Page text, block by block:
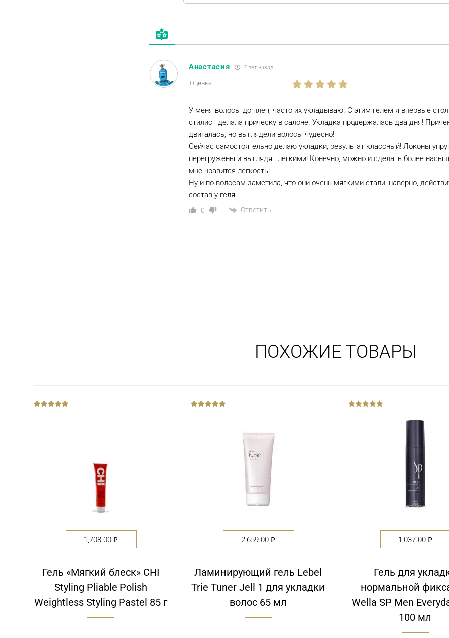
Анастасия 7 лет назад
Оценка :
У меня волосы до плеч, часто их укладываю. С этим гелем я впервые
стилист делала прическу в салоне. Укладка продержалась два дня!
двигалась, но выглядели волосы чудесно!
Сейчас самостоятельно делаю укладки, результат классный! Локоны
перегружены и выглядят легкими! Конечно, можно и сделать более
мне нравится легкость!
Ну и по волосам заметила, что они очень мягкими стали, наверно,
состав у геля.
0 Ответить
ПОХОЖИЕ ТОВАРЫ
1,708.00 ₽
Гель «Мягкий блеск» CHI
Styling Pliable Polish
Weightless Styling Pastel 85 г
2,659.00 ₽
Ламинирующий гель Lebel
Trie Tuner Jell 1 для укладки
волос 65 мл
1,037.00 ₽
Гель для
нормальной
Wella SP Men
100 мл